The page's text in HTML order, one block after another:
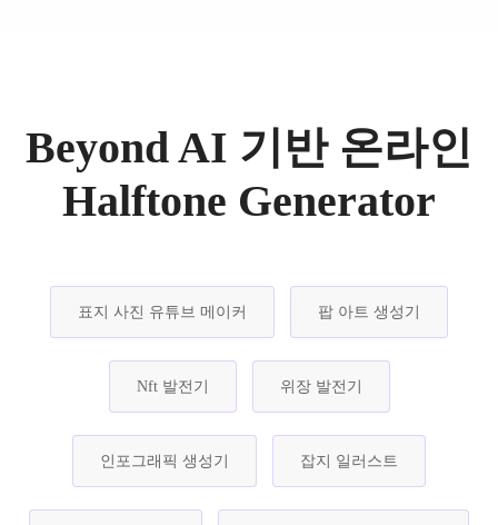
Beyond AI 기반 온라인
Halftone Generator
표지 사진 유튜브 메이커 팝 아트 생성기
Nft 발전기 위장 발전기
인포그래픽 생성기 잡지 일러스트